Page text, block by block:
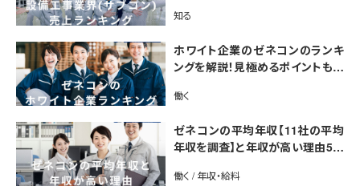
市場規模も解説
知る
ホワイト企業のゼネコンのランキ
ングを解説！見極めるポイントも紹
働く
ゼネコンの平均年収【11社の平均
年収を調査】と年収が高い理由5選
働く / 年収・給料